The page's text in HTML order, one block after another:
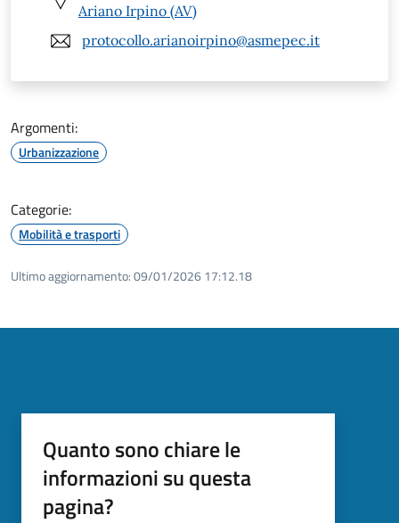
Ariano Irpino (AV)
protocollo.arianoirpino@asmepec.it
Argomenti:
Urbanizzazione
Categorie:
Mobilità e trasporti
Ultimo aggiornamento:09/01/2026 17:12.18
Quanto sono chiare le
informazioni su questa
pagina?